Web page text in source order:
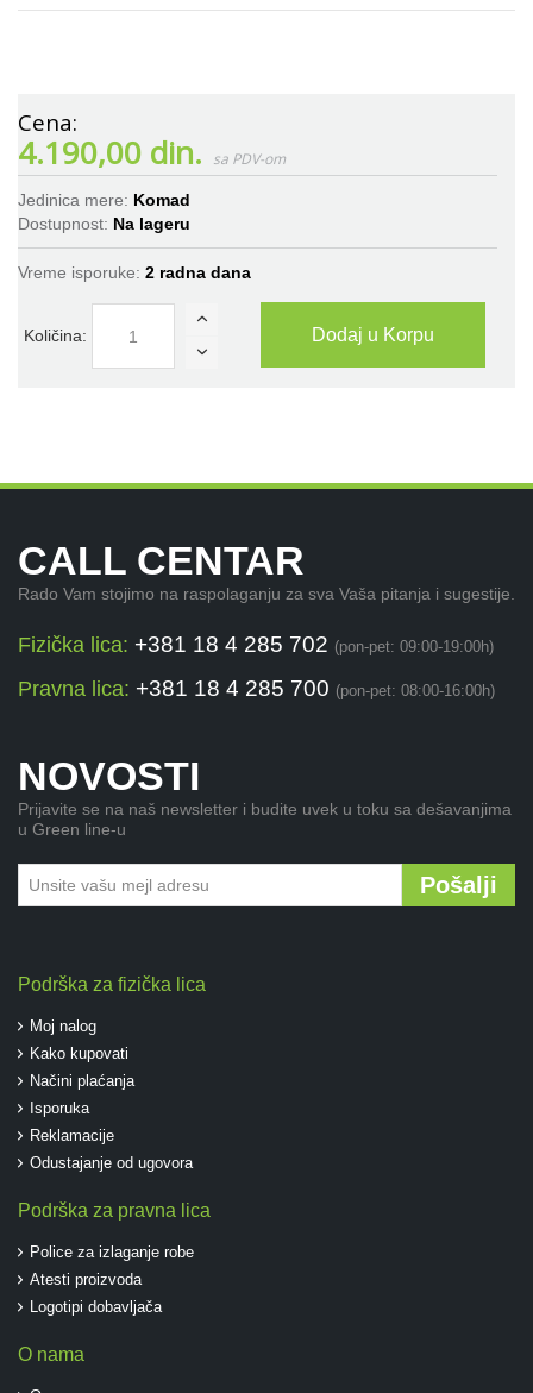
4.190,00 din.
Jedinica mere: Komad
Dostupnost: Na lageru
Vreme isporuke: 2 radna dana
Količina: Dodaj u Korpu
CALL CENTAR
Rado Vam stojimo na raspolaganju za sva Vaša pitanja i sugestije.
Fizička lica: +381 18 4 285 702 (pon-pet: 09:00-19:00h)
Pravna lica: +381 18 4 285 700 (pon-pet: 08:00-16:00h)
NOVOSTI
Prijavite se na naš newsletter i budite uvek u toku sa dešavanjima
u Green line-u
Pošalji
Podrška za fizička lica
Moj nalog
Kako kupovati
Načini plaćanja
Isporuka
Reklamacije
Odustajanje od ugovora
Podrška za pravna lica
Police za izlaganje robe
Atesti proizvoda
Logotipi dobavljača
O nama